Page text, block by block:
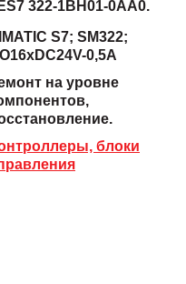
322-1BH01-0AA0.
S7; SM322;
0,5A
на уровне
блоки